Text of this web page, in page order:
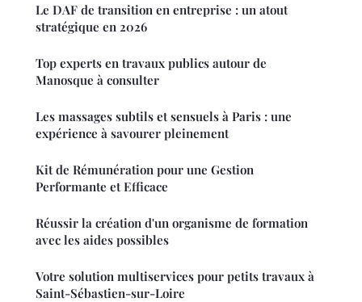
Le DAF de transition en entreprise : un atout
stratégique en 2026
Top experts en travaux publics autour de
Manosque à consulter
Les massages subtils et sensuels à Paris : une
expérience à savourer pleinement
Kit de Rémunération pour une Gestion
Performante et Efficace
Réussir la création d'un organisme de formation
avec les aides possibles
Votre solution multiservices pour petits travaux à
Saint-Sébastien-sur-Loire